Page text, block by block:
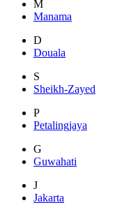
M
Manama
D
Douala
S
Sheikh-Zayed
P
Petalingjaya
G
Guwahati
J
Jakarta